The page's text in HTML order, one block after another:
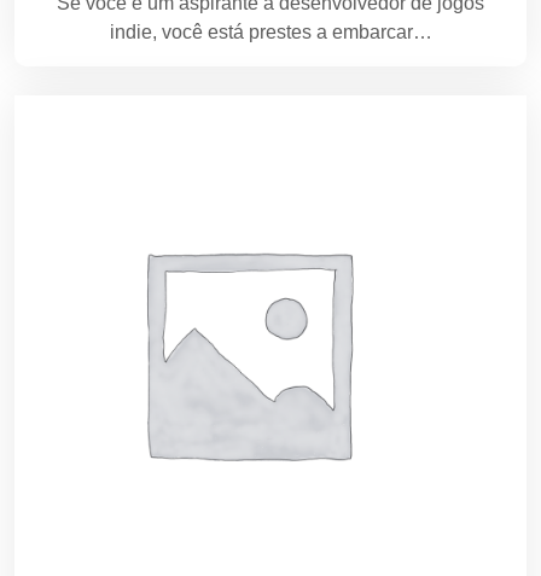
indie, você está prestes a embarcar…